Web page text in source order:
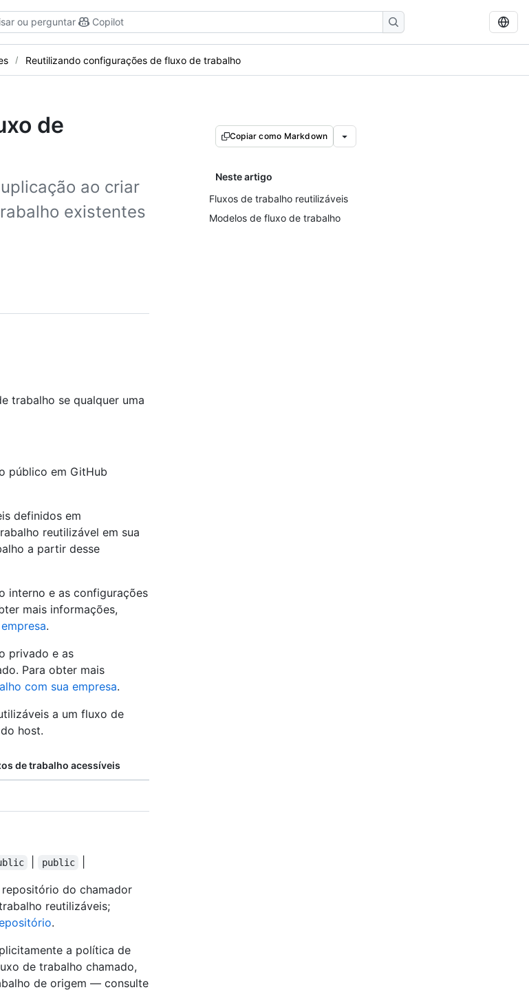
ou perguntar Copilot
Reutilizando configurações de fluxo de trabalho
de
ao criar
existentes
Copiar como Markdown
Neste artigo
Fluxos de trabalho reutilizáveis
Modelos de fluxo de trabalho
trabalho se qualquer uma
público em GitHub
definidos em
reutilizável em sua
a partir desse
interno e as configurações
mais informações,
.
privado e as
Para obter mais
com sua empresa.
a um fluxo de
host.
de trabalho acessíveis
public
do chamador
reutilizáveis;
.
a política de
de trabalho chamado,
de origem — consulte